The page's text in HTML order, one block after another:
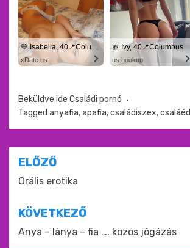
💙 Isabella, 40📍Columbus
xDate.us
🎀 Ivy, 40📍Columbus
us.hookup
Beküldve ide Családi pornó
Tagged anyafia,apafia,családiszex,csaláéd
Bejegyzés
navigáció
ELŐZŐ
Orális erotika
KÖVETKEZŐ
Anya – lánya – fia …. közös jógázás